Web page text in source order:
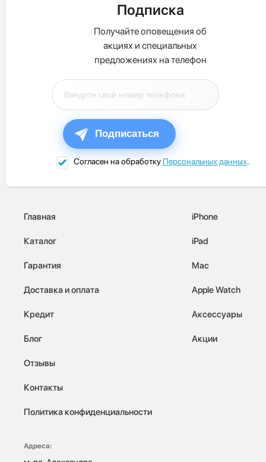
Подписка
Получайте оповещения об
акциях и специальных
предложениях на телефон
Подписаться
Согласен на обработку Персональных данных.
Главная
Каталог
Гарантия
Доставка и оплата
Кредит
Блог
Отзывы
Контакты
Политика конфиденциальности
iPhone
iPad
Mac
Apple Watch
Аксессуары
Акции
Адреса: